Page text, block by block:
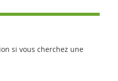
si vous cherchez une